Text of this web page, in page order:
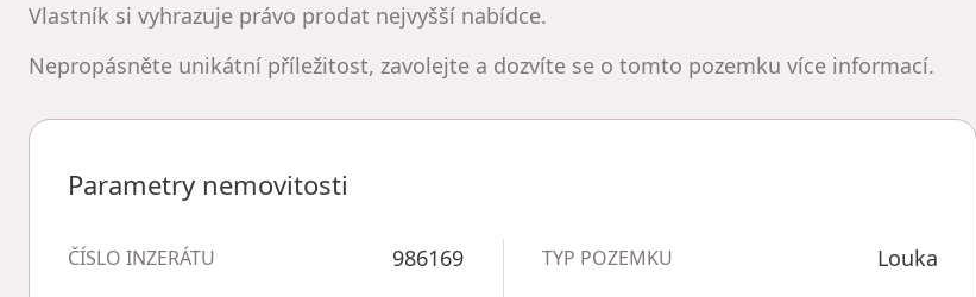
Vlastník si vyhrazuje právo prodat nejvyšší nabídce.
Nepropásněte unikátní příležitost, zavolejte a dozvíte se o tomto pozemku více informací.
Parametry nemovitosti
ČÍSLO INZERÁTU 986169 TYP POZEMKU Louka